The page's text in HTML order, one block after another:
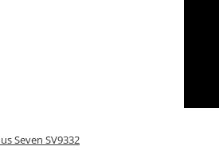
Seven SV9332